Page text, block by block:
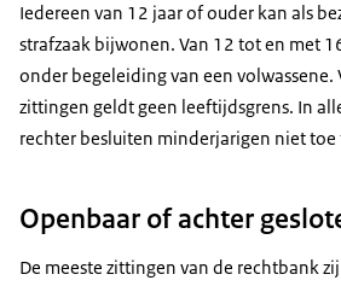
Iedereen van 12 jaar of ouder kan als
strafzaak bijwonen. Van 12 tot en met
onder begeleiding van een volwassene.
zittingen geldt geen leeftijdsgrens. In
rechter besluiten minderjarigen niet toe
Openbaar of achter
De meeste zittingen van de rechtbank